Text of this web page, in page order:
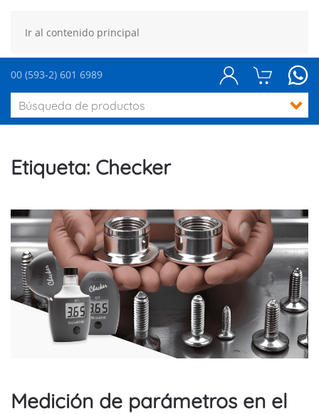
Ir al contenido principal
00 (593-2) 601 6989
Etiqueta: Checker
Medición de parámetros en el